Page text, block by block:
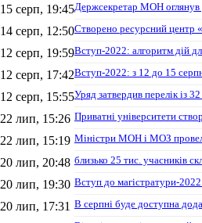
15 серп, 19:45Держсекретар МОН оглянув
14 серп, 12:50Створено ресурсний центр
12 серп, 19:59Вступ-2022: алгоритм дій
12 серп, 17:42Вступ-2022: з 12 до 15
12 серп, 15:55Уряд затвердив перелік із
22 лип, 15:26 Приватні університети
22 лип, 15:19 Міністри МОН і МОЗ
20 лип, 20:48 близько 25 тис. учасників
20 лип, 19:30 Вступ до магістратури-
20 лип, 17:31 В серпні буде доступна